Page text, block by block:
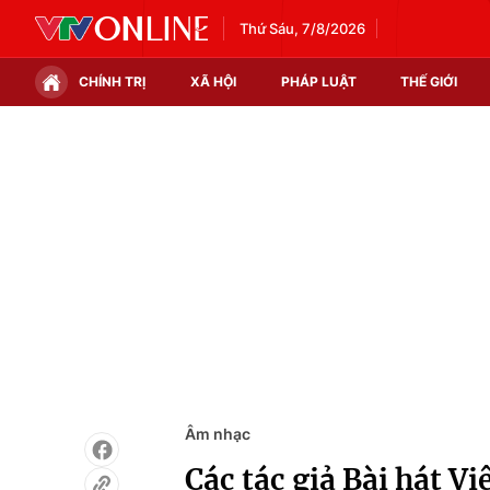
Thứ Sáu, 7/8/2026
CHÍNH TRỊ XÃ HỘI PHÁP LUẬT THẾ GIỚI
Âm nhạc
Các tác giả Bài hát